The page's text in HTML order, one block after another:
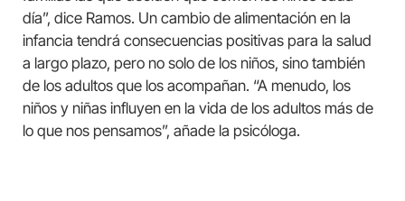
día”, dice Ramos. Un cambio de alimentación en la
infancia tendrá consecuencias positivas para la salud
a largo plazo, pero no solo de los niños, sino también
de los adultos que los acompañan. “A menudo, los
niños y niñas influyen en la vida de los adultos más de
lo que nos pensamos”, añade la psicóloga.